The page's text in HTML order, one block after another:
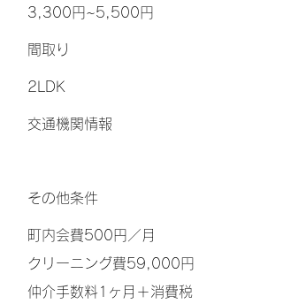
3,300円~5,500円
間取り
2LDK
交通機関情報
その他条件
町内会費500円／月
クリーニング費59,000円
仲介手数料1ヶ月＋消費税